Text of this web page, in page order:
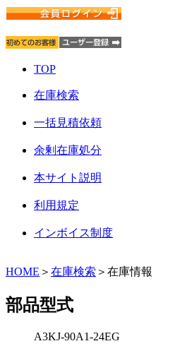
TOP
在庫検索
一括見積依頼
余剰在庫処分
本サイト説明
利用規定
インボイス制度
HOME ＞ 在庫検索 ＞在庫情報
部品型式
A3KJ-90A1-24EG